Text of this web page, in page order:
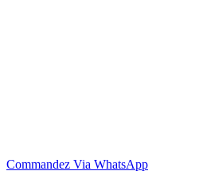
Commandez Via WhatsApp